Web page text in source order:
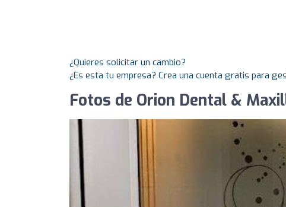
¿Quieres solicitar un cambio?
¿Es esta tu empresa? Crea una cuenta gratis para
Fotos de Orion Dental &